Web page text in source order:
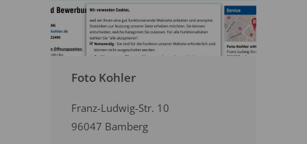
Foto Kohler
Franz-Ludwig-Str. 10
96047 Bamberg